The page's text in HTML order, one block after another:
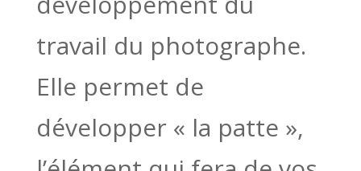
travail du photographe.
Elle permet de
développer « la patte »,